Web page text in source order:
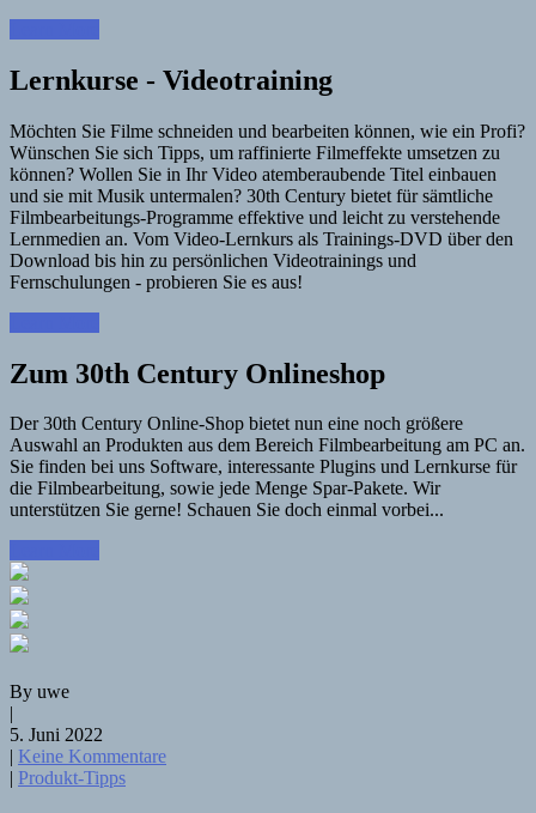
Lernkurse - Videotraining
Möchten Sie Filme schneiden und bearbeiten können, wie ein Profi?
Wünschen Sie sich Tipps, um raffinierte Filmeffekte umsetzen zu
können? Wollen Sie in Ihr Video atemberaubende Titel einbauen
und sie mit Musik untermalen? 30th Century bietet für sämtliche
Filmbearbeitungs-Programme effektive und leicht zu verstehende
Lernmedien an. Vom Video-Lernkurs als Trainings-DVD über den
Download bis hin zu persönlichen Videotrainings und
Fernschulungen - probieren Sie es aus!
Zum 30th Century Onlineshop
Der 30th Century Online-Shop bietet nun eine noch größere
Auswahl an Produkten aus dem Bereich Filmbearbeitung am PC an.
Sie finden bei uns Software, interessante Plugins und Lernkurse für
die Filmbearbeitung, sowie jede Menge Spar-Pakete. Wir
unterstützen Sie gerne! Schauen Sie doch einmal vorbei...
By uwe
|
5. Juni 2022
| Keine Kommentare
| Produkt-Tipps